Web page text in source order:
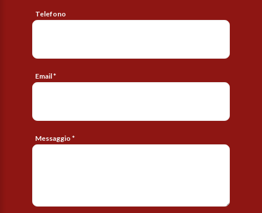
Telefono
Email *
Messaggio *